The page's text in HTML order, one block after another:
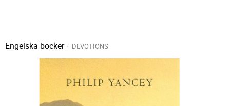
Engelska böcker DEVOTIONS